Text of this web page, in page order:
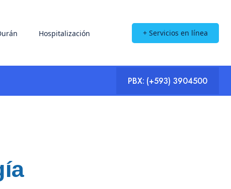
Hospitalización + Servicios en línea
PBX: (+593) 3904500